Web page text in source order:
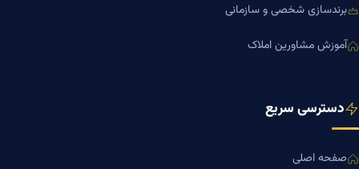
برندسازی شخصی و سازمانی
آموزش مشاورین املاک
دسترسی سریع
صفحه اصلی